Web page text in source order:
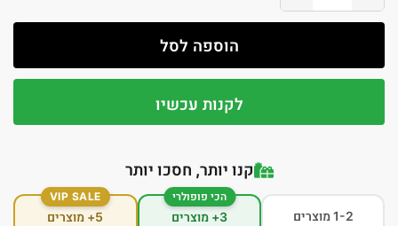
הוספה לסל
לקנות עכשיו
קנו יותר, חסכו יותר
1-2 מוצרים
הכי פופולרי
3+ מוצרים
VIP SALE
5+ מוצרים